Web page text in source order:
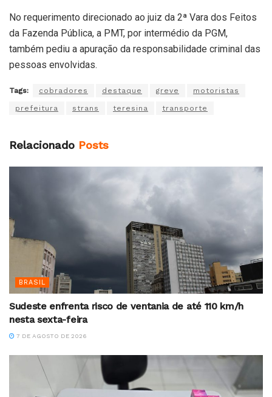
No requerimento direcionado ao juiz da 2ª Vara dos Feitos
da Fazenda Pública, a PMT, por intermédio da PGM,
também pediu a apuração da responsabilidade criminal das
pessoas envolvidas.
Tags: cobradores destaque greve motoristas
prefeitura strans teresina transporte
Relacionado Posts
BRASIL
Sudeste enfrenta risco de ventania de até 110 km/h
nesta sexta-feira
7 DE AGOSTO DE 2026